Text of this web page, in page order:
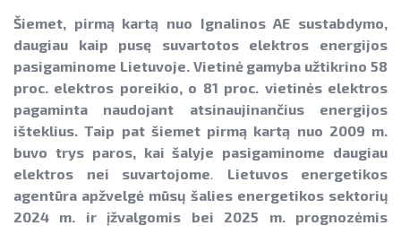
ĮRENGINIAMS
► PARAMA SAULĖS ELEKTRINĖMS
SAUSUMOJE
Reklaminiai paveikslėliai (baneriai)
paramai viešinti
Jūrinės vėjo energetikos plėtra
Vandenilis
Pažangos skatinant AEI plėtrą
ataskaitos ir kiti dokumentai
AEI transporte
Informacija apie AEI sistemas ir
stebėsena
Energetika išsamiai
Elektros energetikos sektorius
Gamtinių dujų sektorius
Degalų ir naftos sektorius
Kelių transporto sektorius
Šilumos energijos ir biokuro sektorius
Informacija apie paslaugų teikimą
LIFE IP EnerLIT
ENSMOV Plus
PA Energy
EVE didinimo veiksmų planas
Šiemet, pirmą kartą nuo Ignalinos AE sustabdymo,
daugiau kaip pusę suvartotos elektros energijos
pasigaminome Lietuvoje. Vietinė gamyba užtikrino 58
proc. elektros poreikio, o 81 proc. vietinės elektros
pagaminta naudojant atsinaujinančius energijos
išteklius.Taip pat šiemet pirmą kartą nuo 2009 m.
buvo trys paros, kai šalyje pasigaminome daugiau
elektros nei suvartojome. Lietuvos energetikos
agentūra apžvelgė mūsų šalies energetikos sektorių
2024 m. ir įžvalgomis bei 2025 m. prognozėmis